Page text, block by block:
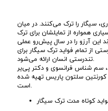
تا ۵۰۰ هزار سیگاری، سیگار را ترک می‌کنند. در میان
همواره از تمایلشان برای ترک
این آرزو را در سال پیش‌رو عملی
از تمام فواید ترک سیگار برای
تندرستی انسان ارائه می‌شود.
سم شناس فرانسوی و دکتر پی‌یر
کورنتین سلتون پاریس تهیه شده
است.
کوتاه مدت ترک سیگار